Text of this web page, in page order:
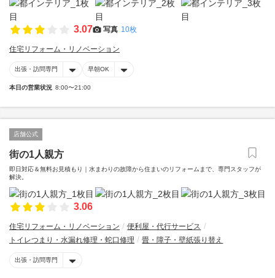
3.07 写真 10枚
住宅リフォーム・リノベーション
出張・訪問専門 早朝OK
本日の営業状況 8:00〜21:00
店舗公式
街の1人親方
即日対応＆無料お見積もり｜水まわりの故障から住まいのリフォームまで、専門スタッフが
解決。
3.06
住宅リフォーム・リノベーション
便利屋・代行サービス
トイレつまり・水漏れ修理・蛇口修理
畳・障子・壁紙張り替え
出張・訪問専門